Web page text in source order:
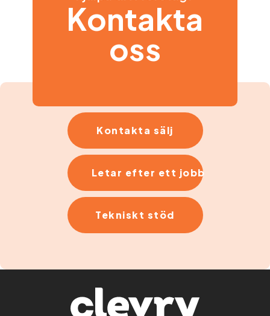
Kontakta
oss
Kontakta sälj
Letar efter ett jobb
Tekniskt stöd